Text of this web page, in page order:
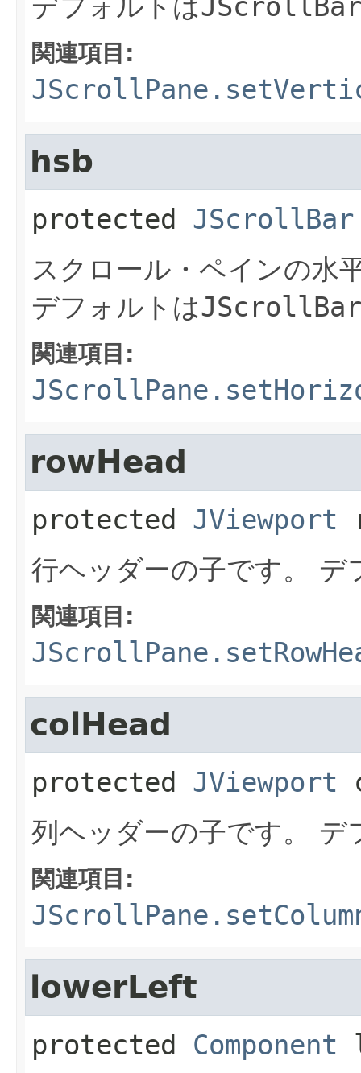
デフォルトはJScrollBar
関連項目:
hsb
protected JScrollBar
スクロール・ペインの水
デフォルトはJScrollBar
関連項目:
rowHead
protected JViewport
行ヘッダーの子です。 デ
関連項目:
colHead
protected JViewport
列ヘッダーの子です。 デ
関連項目:
lowerLeft
protected Component